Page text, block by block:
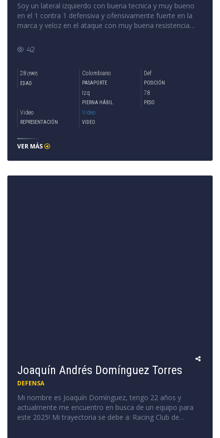
Soy un lateral izquierdo con buena tecnica y muy bueno
en el 1 contra 1 defensiva y ofensivamente fuerte en la
marca y veloz en el ataque con muy buena resistencia
42
28 (1997)
EDAD
Colombiano
PASAPORTE
Def
POSICIÓN
Izq
PIERNA HÁBIL
78
PESO
Video
REPRESENTACIÓN
Video
VIDEO
VER MÁS
Joaquín Andrés Domínguez Torres
DEFENSA
Mi nombre es Joaquín Domínguez, tengo 22 años y
actualmente me encuentro en busca de un equipo para
este 2025! Mi trayectoria se debe a: Racing Club de